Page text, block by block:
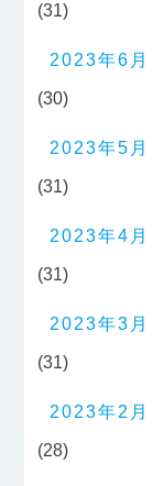
(31)
2023年6月
(30)
2023年5月
(31)
2023年4月
(31)
2023年3月
(31)
2023年2月
(28)